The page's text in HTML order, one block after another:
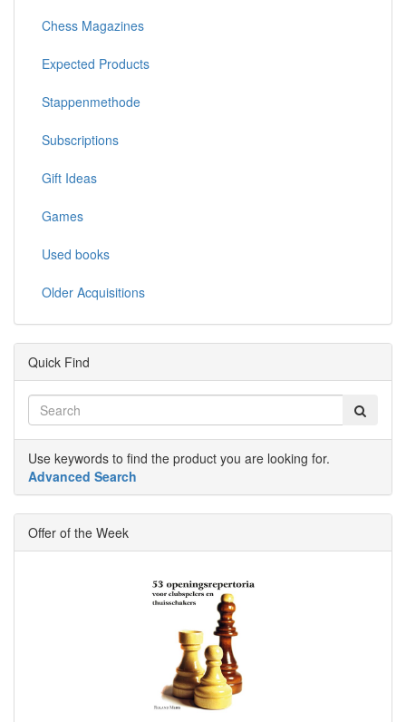
Chess Magazines
Expected Products
Stappenmethode
Subscriptions
Gift Ideas
Games
Used books
Older Acquisitions
Quick Find
Use keywords to find the product you are looking for.
Advanced Search
Offer of the Week